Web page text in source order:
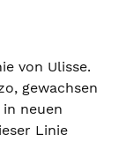
von Ulisse.
gewachsen
neuen
Linie